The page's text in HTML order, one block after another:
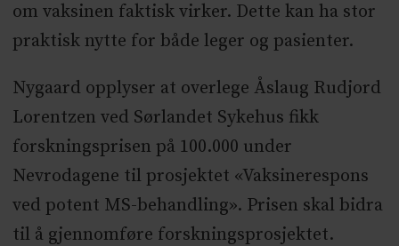
om vaksinen faktisk virker. Dette kan ha stor
praktisk nytte for både leger og pasienter.
Nygaard opplyser at overlege Åslaug Rudjord
Lorentzen ved Sørlandet Sykehus fikk
forskningsprisen på 100.000 under
Nevrodagene til prosjektet «Vaksinerespons
ved potent MS-behandling». Prisen skal bidra
til å gjennomføre forskningsprosjektet.